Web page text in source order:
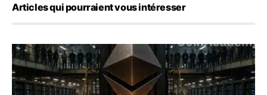
Articles qui pourraient vous intéresser
ETH : Ethereum veut brûler les récompenses des